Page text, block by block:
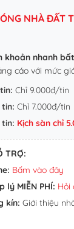
NHÀ ĐẤT
khoản nhanh
cáo với mức
Chỉ 9.000đ/tin
tin: Chỉ 7.000đ/tin
tin: Kịch sàn chỉ
TRỢ:
Bấm vào đây
lý MIỄN PHÍ: Hỏi
kín: Giới thiệu